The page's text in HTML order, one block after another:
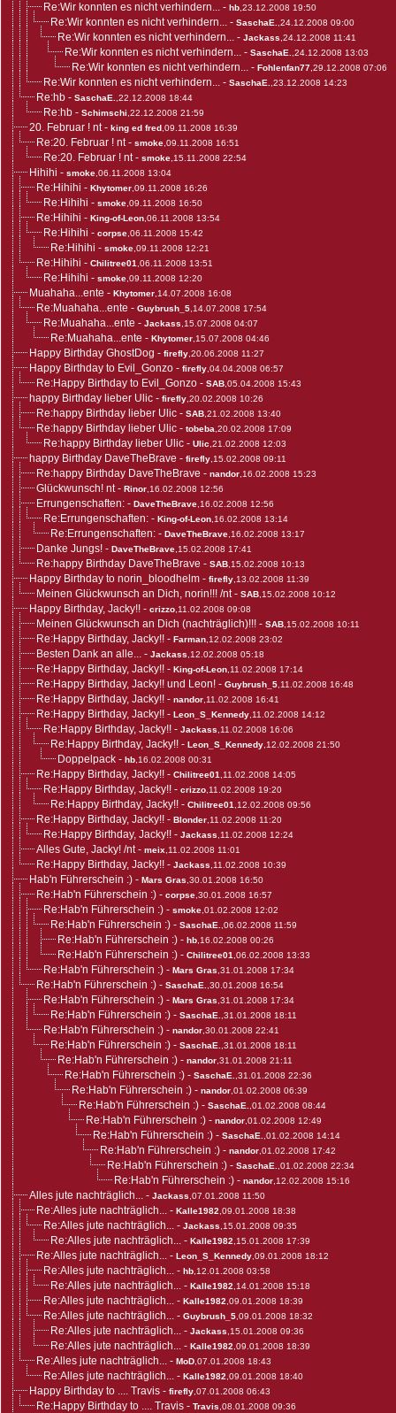
Re:Wir konnten es nicht verhindern... - hb ,23.12.2008 19:50
Re:Wir konnten es nicht verhindern... - SaschaE. ,24.12.2008 09:00
Re:Wir konnten es nicht verhindern... - Jackass ,24.12.2008 11:41
Re:Wir konnten es nicht verhindern... - SaschaE. ,24.12.2008 13:03
Re:Wir konnten es nicht verhindern... - Fohlenfan77 ,29.12.2008 07:06
Re:Wir konnten es nicht verhindern... - SaschaE. ,23.12.2008 14:23
Re:hb - SaschaE. ,22.12.2008 18:44
Re:hb - Schimschi ,22.12.2008 21:59
20. Februar ! nt- king ed fred ,09.11.2008 16:39
Re:20. Februar ! nt- smoke ,09.11.2008 16:51
Re:20. Februar ! nt- smoke ,15.11.2008 22:54
Hihihi - smoke ,06.11.2008 13:04
Re:Hihihi - Khytomer ,09.11.2008 16:26
Re:Hihihi - smoke ,09.11.2008 16:50
Re:Hihihi - King-of-Leon ,06.11.2008 13:54
Re:Hihihi - corpse ,06.11.2008 15:42
Re:Hihihi - smoke ,09.11.2008 12:21
Re:Hihihi - Chilitree01 ,06.11.2008 13:51
Re:Hihihi - smoke ,09.11.2008 12:20
Muahaha...ente - Khytomer ,14.07.2008 16:08
Re:Muahaha...ente - Guybrush_5 ,14.07.2008 17:54
Re:Muahaha...ente - Jackass ,15.07.2008 04:07
Re:Muahaha...ente - Khytomer ,15.07.2008 04:46
Happy Birthday GhostDog - firefly ,20.06.2008 11:27
Happy Birthday to Evil_Gonzo - firefly ,04.04.2008 06:57
Re:Happy Birthday to Evil_Gonzo - SAB ,05.04.2008 15:43
happy Birthday lieber Ulic - firefly ,20.02.2008 10:26
Re:happy Birthday lieber Ulic - SAB ,21.02.2008 13:40
Re:happy Birthday lieber Ulic - tobeba ,20.02.2008 17:09
Re:happy Birthday lieber Ulic - Ulic ,21.02.2008 12:03
happy Birthday DaveTheBrave - firefly ,15.02.2008 09:11
Re:happy Birthday DaveTheBrave - nandor ,16.02.2008 15:23
Glückwunsch! nt- Rinor ,16.02.2008 12:56
Errungenschaften: - DaveTheBrave ,16.02.2008 12:56
Re:Errungenschaften: - King-of-Leon ,16.02.2008 13:14
Re:Errungenschaften: - DaveTheBrave ,16.02.2008 13:17
Danke Jungs! - DaveTheBrave ,15.02.2008 17:41
Re:happy Birthday DaveTheBrave - SAB ,15.02.2008 10:13
Happy Birthday to norin_bloodhelm - firefly ,13.02.2008 11:39
Meinen Glückwunsch an Dich, norin!!! /nt- SAB ,15.02.2008 10:12
Happy Birthday, Jacky!! - crizzo ,11.02.2008 09:08
Meinen Glückwunsch an Dich (nachträglich)!!! - SAB ,15.02.2008 10:11
Re:Happy Birthday, Jacky!! - Farman ,12.02.2008 23:02
Besten Dank an alle... - Jackass ,12.02.2008 05:18
Re:Happy Birthday, Jacky!! - King-of-Leon ,11.02.2008 17:14
Re:Happy Birthday, Jacky!! und Leon! - Guybrush_5 ,11.02.2008 16:48
Re:Happy Birthday, Jacky!! - nandor ,11.02.2008 16:41
Re:Happy Birthday, Jacky!! - Leon_S_Kennedy ,11.02.2008 14:12
Re:Happy Birthday, Jacky!! - Jackass ,11.02.2008 16:06
Re:Happy Birthday, Jacky!! - Leon_S_Kennedy ,12.02.2008 21:50
Doppelpack - hb ,16.02.2008 00:31
Re:Happy Birthday, Jacky!! - Chilitree01 ,11.02.2008 14:05
Re:Happy Birthday, Jacky!! - crizzo ,11.02.2008 19:20
Re:Happy Birthday, Jacky!! - Chilitree01 ,12.02.2008 09:56
Re:Happy Birthday, Jacky!! - Blonder ,11.02.2008 11:20
Re:Happy Birthday, Jacky!! - Jackass ,11.02.2008 12:24
Alles Gute, Jacky! /nt- meix ,11.02.2008 11:01
Re:Happy Birthday, Jacky!! - Jackass ,11.02.2008 10:39
Hab'n Führerschein :) - Mars Gras ,30.01.2008 16:50
Re:Hab'n Führerschein :) - corpse ,30.01.2008 16:57
Re:Hab'n Führerschein :) - smoke ,01.02.2008 12:02
Re:Hab'n Führerschein :) - SaschaE. ,06.02.2008 11:59
Re:Hab'n Führerschein :) - hb ,16.02.2008 00:26
Re:Hab'n Führerschein :) - Chilitree01 ,06.02.2008 13:33
Re:Hab'n Führerschein :) - Mars Gras ,31.01.2008 17:34
Re:Hab'n Führerschein :) - SaschaE. ,30.01.2008 16:54
Re:Hab'n Führerschein :) - Mars Gras ,31.01.2008 17:34
Re:Hab'n Führerschein :) - SaschaE. ,31.01.2008 18:11
Re:Hab'n Führerschein :) - nandor ,30.01.2008 22:41
Re:Hab'n Führerschein :) - SaschaE. ,31.01.2008 18:11
Re:Hab'n Führerschein :) - nandor ,31.01.2008 21:11
Re:Hab'n Führerschein :) - SaschaE. ,31.01.2008 22:36
Re:Hab'n Führerschein :) - nandor ,01.02.2008 06:39
Re:Hab'n Führerschein :) - SaschaE. ,01.02.2008 08:44
Re:Hab'n Führerschein :) - nandor ,01.02.2008 12:49
Re:Hab'n Führerschein :) - SaschaE. ,01.02.2008 14:14
Re:Hab'n Führerschein :) - nandor ,01.02.2008 17:42
Re:Hab'n Führerschein :) - SaschaE. ,01.02.2008 22:34
Re:Hab'n Führerschein :) - nandor ,12.02.2008 15:16
Alles jute nachträglich... - Jackass ,07.01.2008 11:50
Re:Alles jute nachträglich... - Kalle1982 ,09.01.2008 18:38
Re:Alles jute nachträglich... - Jackass ,15.01.2008 09:35
Re:Alles jute nachträglich... - Kalle1982 ,15.01.2008 17:39
Re:Alles jute nachträglich... - Leon_S_Kennedy ,09.01.2008 18:12
Re:Alles jute nachträglich... - hb ,12.01.2008 03:58
Re:Alles jute nachträglich... - Kalle1982 ,14.01.2008 15:18
Re:Alles jute nachträglich... - Kalle1982 ,09.01.2008 18:39
Re:Alles jute nachträglich... - Guybrush_5 ,09.01.2008 18:32
Re:Alles jute nachträglich... - Jackass ,15.01.2008 09:36
Re:Alles jute nachträglich... - Kalle1982 ,09.01.2008 18:39
Re:Alles jute nachträglich... - MoD ,07.01.2008 18:43
Re:Alles jute nachträglich... - Kalle1982 ,09.01.2008 18:40
Happy Birthday to .... Travis - firefly ,07.01.2008 06:43
Re:Happy Birthday to .... Travis - Travis ,08.01.2008 09:36